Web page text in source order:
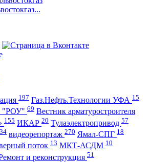
197 Газ.Нефть.Технологии УФА 15
"РОУ" 69 Вестник арматуростроителя
155 ИКАР 20 Тулаэлектропривод 57
видеорепортаж 270 Ямал-СПГ 18
поток 13 МКТ-АСДМ 10
и реконструкция 51